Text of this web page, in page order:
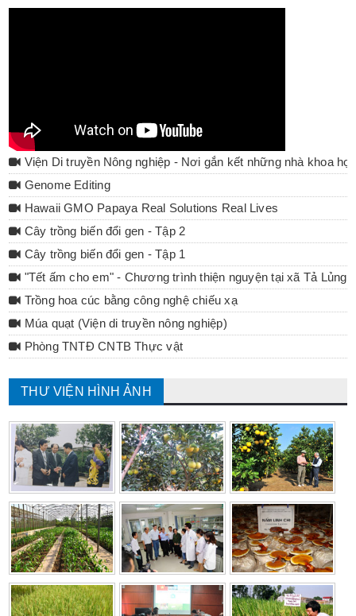
Viện Di truyền Nông nghiệp - Nơi gắn kết những nhà khoa học
Genome Editing
Hawaii GMO Papaya Real Solutions Real Lives
Cây trồng biến đổi gen - Tập 2
Cây trồng biến đổi gen - Tập 1
"Tết ấm cho em" - Chương trình thiện nguyện tại xã Tả Lủng
Trồng hoa cúc bằng công nghệ chiếu xạ
Múa quạt (Viện di truyền nông nghiệp)
Phòng TNTĐ CNTB Thực vật
THƯ VIỆN HÌNH ẢNH